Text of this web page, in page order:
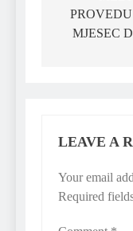
MJESEC
LEAVE A
Your email
Required